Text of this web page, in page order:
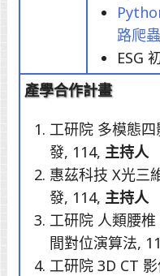
路爬
ESG
產學合作計畫
工研院 多模態
發, 114, 主持人
惠茲科技 X光三
發, 114, 主持人
工研院 人類腰
間對位演算法,
工研院 3D CT